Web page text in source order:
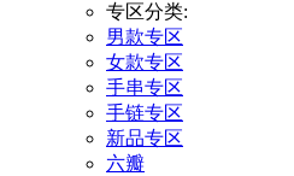
专区分类:
男款专区
女款专区
手串专区
手链专区
新品专区
六瓣